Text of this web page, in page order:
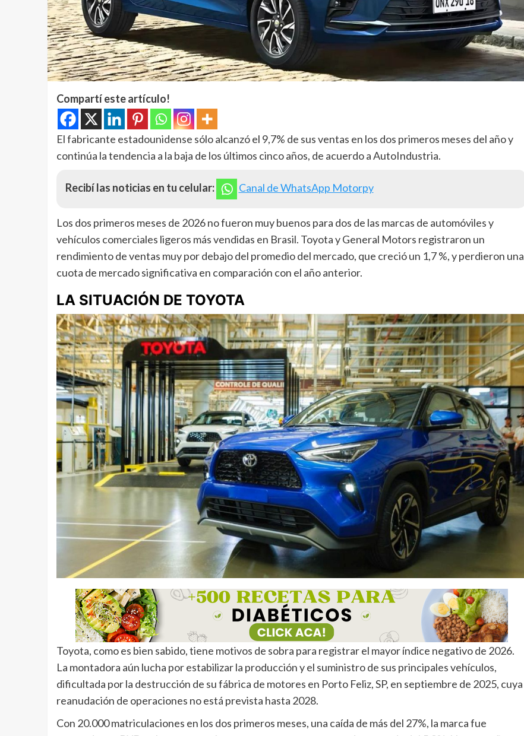
Compartí este artículo!
El fabricante estadounidense sólo alcanzó el 9,7% de sus ventas en los dos primeros meses del año y
continúa la tendencia a la baja de los últimos cinco años, de acuerdo a AutoIndustria.
Recibí las noticias en tu celular: Canal de WhatsApp Motorpy
Los dos primeros meses de 2026 no fueron muy buenos para dos de las marcas de automóviles y
vehículos comerciales ligeros más vendidas en Brasil. Toyota y General Motors registraron un
rendimiento de ventas muy por debajo del promedio del mercado, que creció un 1,7 %, y perdieron una
cuota de mercado significativa en comparación con el año anterior.
LA SITUACIÓN DE TOYOTA
Toyota, como es bien sabido, tiene motivos de sobra para registrar el mayor índice negativo de 2026.
La montadora aún lucha por estabilizar la producción y el suministro de sus principales vehículos,
dificultada por la destrucción de su fábrica de motores en Porto Feliz, SP, en septiembre de 2025, cuya
reanudación de operaciones no está prevista hasta 2028.
Con 20.000 matriculaciones en los dos primeros meses, una caída de más del 27%, la marca fue